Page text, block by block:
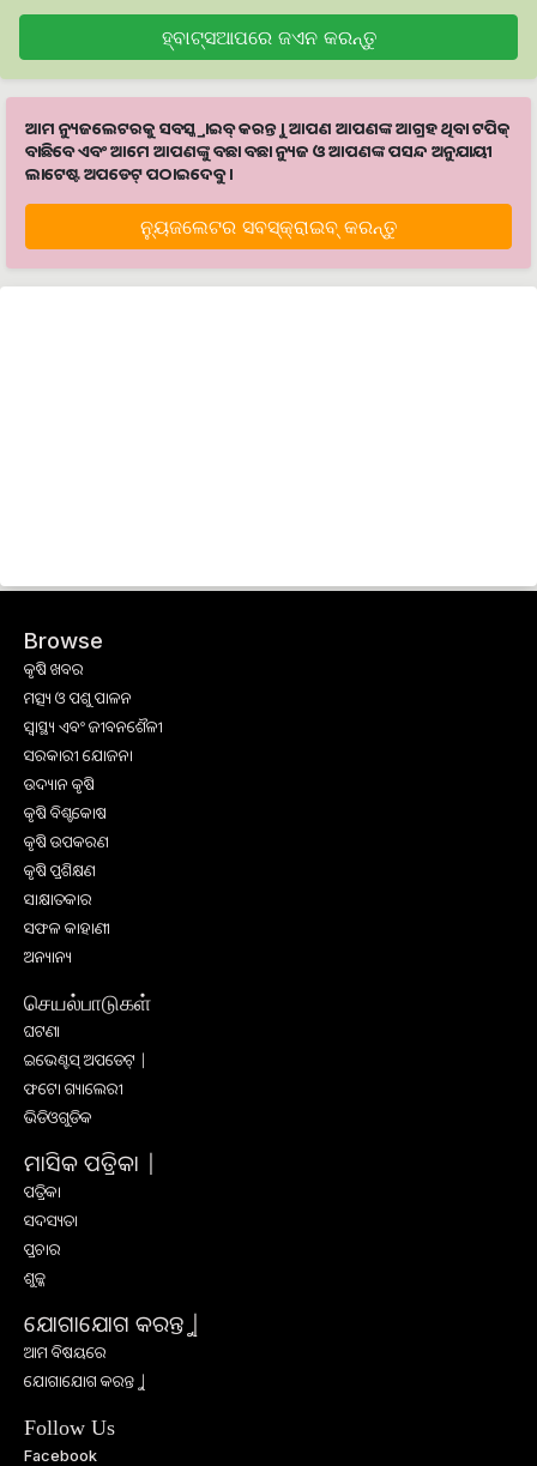
ହ୍ବାଟ୍ସଆପରେ ଜଏନ କରନ୍ତୁ
ଆମ ନ୍ୟୁଜଲେଟରକୁ ସବସ୍କ୍ରାଇବ୍ କରନ୍ତୁ । ଆପଣ ଆପଣଙ୍କ ଆଗ୍ରହ ଥିବା ଟପିକ୍‌
ବାଛିବେ ଏବଂ ଆମେ ଆପଣଙ୍କୁ ବଛା ବଛା ନ୍ୟୁଜ ଓ ଆପଣଙ୍କ ପସନ୍ଦ ଅନୁଯାୟୀ
ଲାଟେଷ୍ଟ ଅପଡେଟ୍‌ ପଠାଇଦେବୁ ।
ନ୍ୟୁଜଲେଟର ସବସ୍କ୍ରାଇବ୍‌ କରନ୍ତୁ
Browse
କୃଷି ଖବର
ମତ୍ସ୍ୟ ଓ ପଶୁ ପାଳନ
ସ୍ୱାସ୍ଥ୍ୟ ଏବଂ ଜୀବନଶୈଳୀ
ସରକାରୀ ଯୋଜନା
ଉଦ୍ୟାନ କୃଷି
କୃଷି ବିଶ୍ବକୋଷ
କୃଷି ଉପକରଣ
କୃଷି ପ୍ରଶିକ୍ଷଣ
ସାକ୍ଷାତକାର
ସଫଳ କାହାଣୀ
ଅନ୍ୟାନ୍ୟ
செயல்பாடுகள்
ଘଟଣା
ଇଭେଣ୍ଟସ୍ ଅପଡେଟ୍ |
ଫଟୋ ଗ୍ୟାଲେରୀ
ଭିଡିଓଗୁଡିକ
ମାସିକ ପତ୍ରିକା |
ପତ୍ରିକା
ସଦସ୍ୟତା
ପ୍ରଚାର
ଶୁଳ୍କ
ଯୋଗାଯୋଗ କରନ୍ତୁ |
ଆମ ବିଷୟରେ
ଯୋଗାଯୋଗ କରନ୍ତୁ |
Follow Us
Facebook